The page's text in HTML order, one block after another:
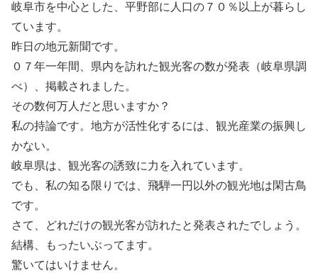
岐阜市を中心とした、平野部に人口の７０％以上が暮らし
ています。
昨日の地元新聞です。
０７年一年間、県内を訪れた観光客の数が発表（岐阜県調
べ）、掲載されました。
その数何万人だと思いますか？
私の持論です。地方が活性化するには、観光産業の振興し
かない。
岐阜県は、観光客の誘致に力を入れています。
でも、私の知る限りでは、飛騨一円以外の観光地は閑古鳥
です。
さて、どれだけの観光客が訪れたと発表されたでしょう。
結構、もったいぶってます。
驚いてはいけません。